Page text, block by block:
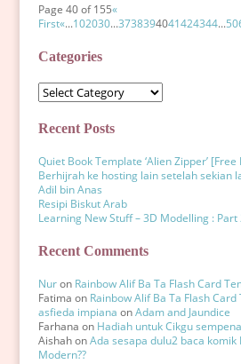
Page 40 of 155«
First«...102030...3738394041424344...50
Categories
Categories
Recent Posts
Quiet Book Template ‘Alien Zipper’
Berhijrah ke hosting lain setelah sekian
Adil bin Anas
Resipi Biskut Arab
Learning New Stuff – 3D Modelling : Part
Recent Comments
Nuron Rainbow Alif Ba Ta Flash Card
Fatima on Rainbow Alif Ba Ta Flash
asfieda impiana onAdam and Jaundice
Farhana on Hadiah untuk Cikgu
AishahonAda sesapa dulu2 baca
Modern??